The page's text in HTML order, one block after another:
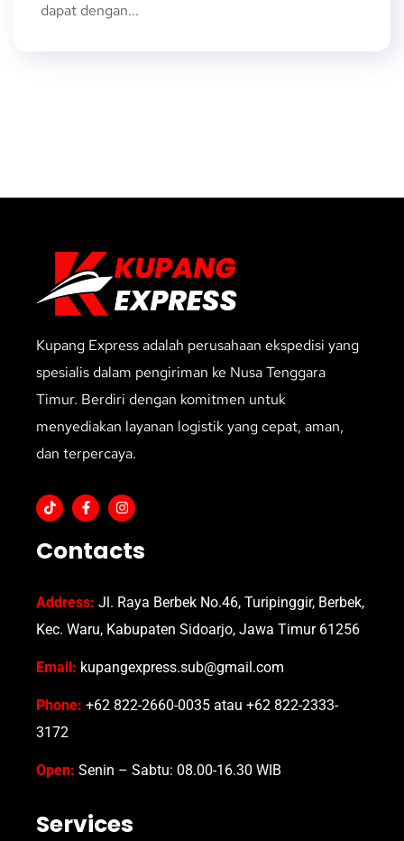
dapat dengan...
Kupang Express adalah perusahaan ekspedisi yang
spesialis dalam pengiriman ke Nusa Tenggara
Timur. Berdiri dengan komitmen untuk
menyediakan layanan logistik yang cepat, aman,
dan terpercaya.
Contacts
Address: Jl. Raya Berbek No.46, Turipinggir, Berbek,
Kec. Waru, Kabupaten Sidoarjo, Jawa Timur 61256
Email: kupangexpress.sub@gmail.com
Phone: +62 822-2660-0035 atau +62 822-2333-
3172
Open: Senin – Sabtu: 08.00-16.30 WIB
Services